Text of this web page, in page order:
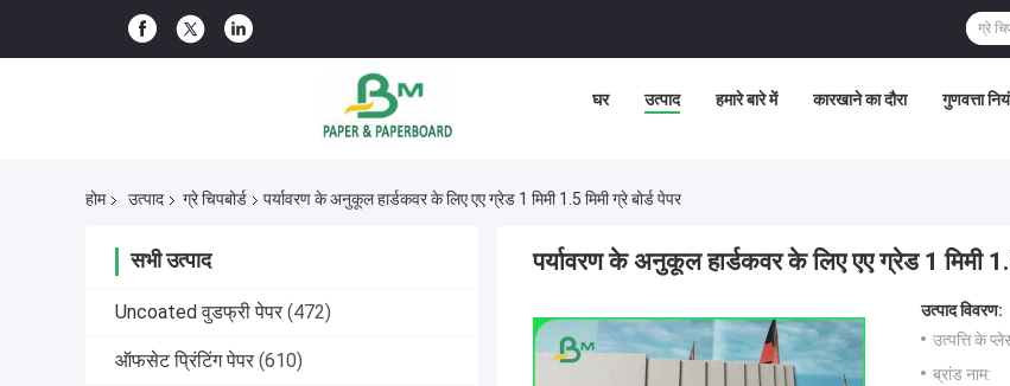
घर उत्पाद हमारे बारे में कारखाने का दौरा गुणवत्ता
होम उत्पाद ग्रे चिपबोर्ड पर्यावरण के अनुकूल हार्डकवर के लिए एए ग्रेड 1 मिमी 1.5 मिमी ग्रे बोर्ड पेपर
सभी उत्पाद
Uncoated वुडफ्री पेपर (472)
ऑफसेट प्रिंटिंग पेपर (610)
पर्यावरण के अनुकूल हार्डकवर के लिए एए ग्रेड 1 मिमी
उत्पाद विवरण:
उत्पत्ति के
ब्रांड नाम: